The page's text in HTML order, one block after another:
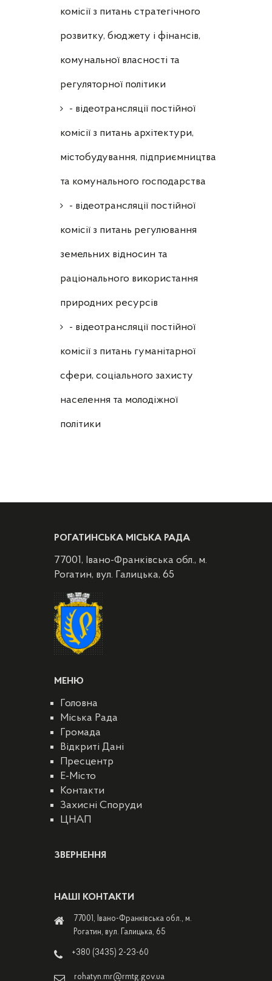
комісії з питань стратегічного
розвитку, бюджету і фінансів,
комунальної власності та
регуляторної політики
- відеотрансляції постійної
комісії з питань архітектури,
містобудування, підприємництва
та комунального господарства
- відеотрансляції постійної
комісії з питань регулювання
земельних відносин та
раціонального використання
природних ресурсів
- відеотрансляції постійної
комісії з питань гуманітарної
сфери, соціального захисту
населення та молодіжної
політики
РОГАТИНСЬКА МІСЬКА РАДА
77001, Івано-Франківська обл., м.
Рогатин, вул. Галицька, 65
МЕНЮ
Головна
Міська Рада
Громада
Відкриті Дані
Пресцентр
E-Місто
Контакти
Захисні Споруди
ЦНАП
ЗВЕРНЕННЯ
НАШІ КОНТАКТИ
77001, Івано-Франківська обл., м.
Рогатин, вул. Галицька, 65
+380 (3435) 2-23-60
rohatyn.mr@rmtg.gov.ua